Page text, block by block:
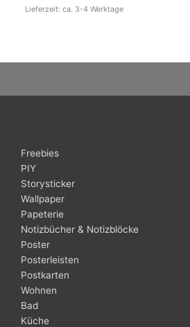
Lieferzeit: ca. 3-4 Werktage
Freebies
PIY
Storysticker
Wallpaper
Papeterie
Notizbücher & Notizblöcke
Poster
Posterleisten
Postkarten
Wohnen
Bad
Küche